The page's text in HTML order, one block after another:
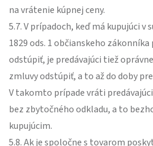
na vrátenie kúpnej ceny.
5.7. V prípadoch, keď má kupujúci v
1829 ods. 1 občianskeho
odstúpiť, je predávajúci tiež
zmluvy odstúpiť, a to až do doby
V takomto prípade vráti
bez zbytočného odkladu, a to
kupujúcim.
5.8. Ak je spoločne s tovarom